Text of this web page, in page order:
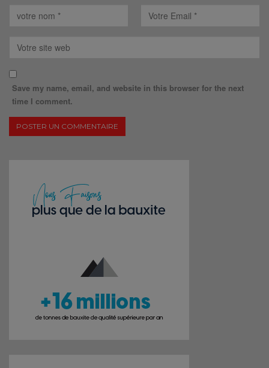
Save my name, email, and website in this browser for the next
time I comment.